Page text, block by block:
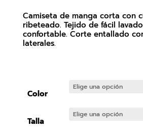
Camiseta de manga corta con
ribeteado. Tejido de fácil
confortable. Corte entallado
laterales.
Color
Talla